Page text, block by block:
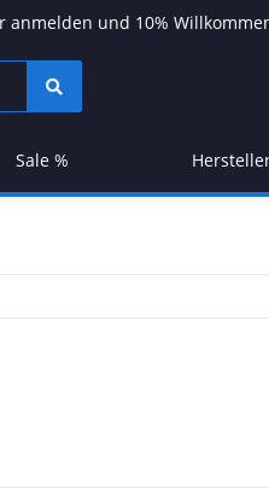
anmelden und 10%
Sale %